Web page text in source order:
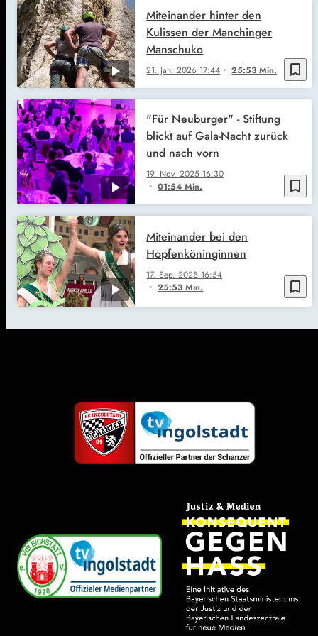
bookmark_border
21. Jan. 2026 17:44 25:53 Min.
Miteinander hinter den
Kulissen der Manchinger
Manschuko
bookmark_border
19. Nov. 2025 16:30
01:54 Min.
"Für Neuburger" - Stiftung
blickt auf Gala-Nacht zurück
und nach vorn
bookmark_border
17. Sep. 2025 16:54
25:53 Min.
Miteinander bei den
Hopfenköninginnen